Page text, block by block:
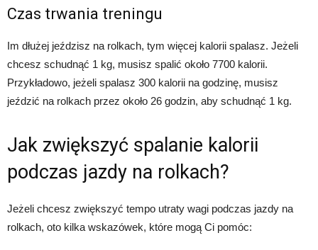
Czas trwania treningu
Im dłużej jeździsz na rolkach, tym więcej kalorii spalasz. Jeżeli
chcesz schudnąć 1 kg, musisz spalić około 7700 kalorii.
Przykładowo, jeżeli spalasz 300 kalorii na godzinę, musisz
jeździć na rolkach przez około 26 godzin, aby schudnąć 1 kg.
Jak zwiększyć spalanie kalorii
podczas jazdy na rolkach?
Jeżeli chcesz zwiększyć tempo utraty wagi podczas jazdy na
rolkach, oto kilka wskazówek, które mogą Ci pomóc: